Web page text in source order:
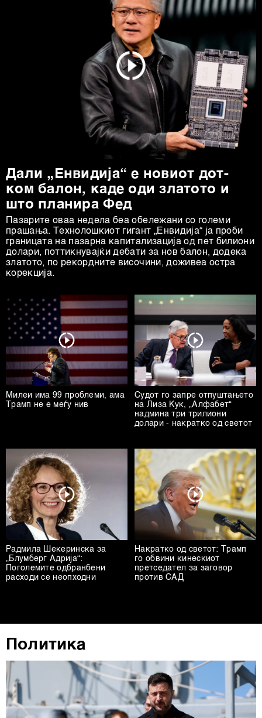
Дали „Енвидија“ е новиот дот-
ком балон, каде оди златото и
што планира Фед
Пазарите оваа недела беа обележани со големи
прашања. Технолошкиот гигант „Енвидија“ ја проби
границата на пазарна капитализација од пет билиони
долари, поттикнувајќи дебати за нов балон, додека
златото, по рекордните височини, доживеа остра
корекција.
Милеи има 99 проблеми, ама
Трамп не е меѓу нив
Судот го запре отпуштањето
на Лиза Кук, „Алфабет“
надмина три трилиони
долари - накратко од светот
Радмила Шекеринска за
„Блумберг Адрија“:
Поголемите одбранбени
расходи се неопходни
Накратко од светот: Трамп
го обвини кинескиот
претседател за заговор
против САД
Политика